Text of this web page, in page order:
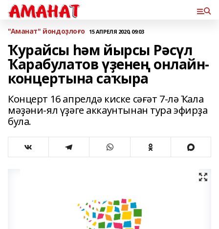
"Аманат" йондоҙлоғо 15 АПРЕЛЯ 2020, 09:03
Ҡурайсы һәм йырсы Рәсүл
Ҡарабулатов үҙенең онлайн-
концертына саҡыра
Концерт 16 апрелдә киске сәғәт 7-лә Ҡала
мәҙәни-ял үҙәге аккаунтынан тура эфирҙа
була.